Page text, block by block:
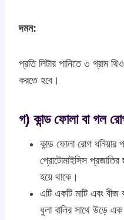
দমন:
প্রতি লিটার পানিতে ৩ গ্রাম
করতে হবে।
গ) কান্ড ফোলা বা গল
কান্ড ফোলা রোগ ধনিয়ার
প্রোটোমাইসিস
হয়ে থাকে।
এটি একটি মাটি এবং বীজ
ধুলা বালির সাথে উড়ে